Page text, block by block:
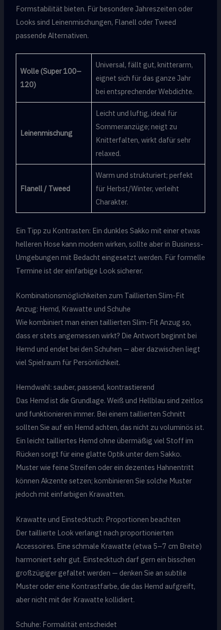
Formstabilität bieten. Für besondere Jahreszeiten oder
Looks sind Leinenmischungen, Flanell oder Tweed
passende Alternativen.
Wolle (Super 100–
120)
Universal, fällt gut, knitterarm,
eignet sich für das ganze Jahr
bei entsprechender Webdichte.
Leinenmischung
Leicht und luftig, ideal für
Sommeranzüge; neigt zu
Knitterfalten, wirkt dafür sehr
relaxed.
Flanell / Tweed
Warm und strukturiert; perfekt
für Herbst/Winter, verleiht
Charakter.
Ein Tipp zu Kontrasten: Ein dunkles Sakko mit einer etwas
helleren Hose kann modern wirken, sollte aber in Business-
Umgebungen mit Bedacht eingesetzt werden. Für formelle
Termine ist der einfarbige Look sicherer.
Kombinationsmöglichkeiten zum Taillierten Slim-Fit
Anzug: Hemd, Krawatte und Schuhe
Wie kombiniert man einen taillierten Slim-Fit Anzug so,
dass er stets angemessen wirkt? Die Antwort beginnt bei
Hemd und endet bei den Schuhen — aber dazwischen liegt
viel Spielraum für Persönlichkeit.
Hemdwahl: sauber, passend, kontrastierend
Das Hemd ist die Grundlage. Weiß und Hellblau sind zeitlos
und funktionieren immer. Bei einem taillierten Schnitt
sollten Sie auf ein Hemd achten, das nicht zu voluminös ist.
Ein leicht tailliertes Hemd ohne übermäßig viel Stoff im
Rücken sorgt für eine glatte Optik unter dem Sakko.
Muster wie feine Streifen oder ein dezentes Hahnentritt
können Akzente setzen; kombinieren Sie solche Muster
jedoch mit einfarbigen Krawatten.
Krawatte und Einstecktuch: Proportionen beachten
Der taillierte Look verlangt nach proportionierten
Accessoires. Eine schmale Krawatte (etwa 5–7 cm Breite)
harmoniert sehr gut. Einstecktuch darf gern ein bisschen
großzügiger gefaltet werden — denken Sie an subtile
Muster oder eine Kontrastfarbe, die das Hemd aufgreift,
aber nicht mit der Krawatte kollidiert.
Schuhe: Formalität entscheidet